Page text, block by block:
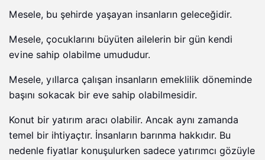
Mesele, bu şehirde yaşayan insanların geleceğidir.
Mesele, çocuklarını büyüten ailelerin bir gün kendi
evine sahip olabilme umududur.
Mesele, yıllarca çalışan insanların emeklilik döneminde
başını sokacak bir eve sahip olabilmesidir.
Konut bir yatırım aracı olabilir. Ancak aynı zamanda
temel bir ihtiyaçtır. İnsanların barınma hakkıdır. Bu
nedenle fiyatlar konuşulurken sadece yatırımcı gözüyle